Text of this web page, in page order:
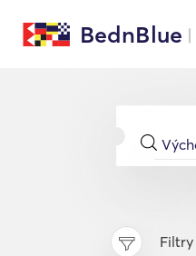
BednBlue
Filtry